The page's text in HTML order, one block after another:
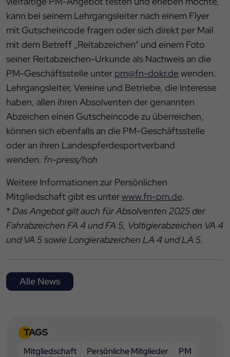
kann bei seinem Lehrgangsleiter nach einem Flyer
mit Gutscheincode fragen oder sich direkt per Mail
mit dem Betreff „Reitabzeichen“ und einem Foto
seiner Reitabzeichen-Urkunde als Nachweis an die
PM-Geschäftsstelle unter pm@fn-dokr.dewenden.
Lehrgangsleiter, Vereine und Betriebe, die Interesse
haben, allen ihren Absolventen der genannten
Abzeichen einen Gutscheincode zu überreichen,
können sich ebenfalls an die PM-Geschäftsstelle
oder an ihren Landespferdesportverband
wenden. fn-press/hoh
Weitere Informationen zur Persönlichen
Mitgliedschaft gibt es unterwww.fn-pm.de.
* Das Angebot gilt auch für Absolventen 2025 der
Fahrabzeichen FA 4 und FA 5, Voltigierabzeichen VA 4
und VA 5 sowie Longierabzeichen LA 4 und LA 5.
Alle News
TAGS
Mitgliedschaft Persönliche Mitglieder
PM